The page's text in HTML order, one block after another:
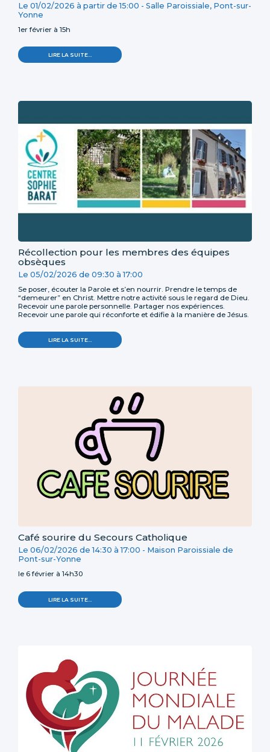
Le 01/02/2026 à partir de15:00 - Salle Paroissiale, Pont-sur-
Yonne
1er février à 15h
LIRE LA SUITE…
Récollection pour les membres des équipes
obsèques
Le 05/02/2026 de 09:30 à17:00
Se poser, écouter la Parole et s’en nourrir. Prendre le temps de
“demeurer” en Christ. Mettre notre activité sous le regard de Dieu.
Recevoir une parole personnelle. Partager nos expériences.
Recevoir une parole qui réconforte et édifie à la manière de Jésus.
LIRE LA SUITE…
Café sourire du Secours Catholique
Le 06/02/2026 de14:30 à17:00 - Maison Paroissiale de
Pont-sur-Yonne
le 6 février à 14h30
LIRE LA SUITE…